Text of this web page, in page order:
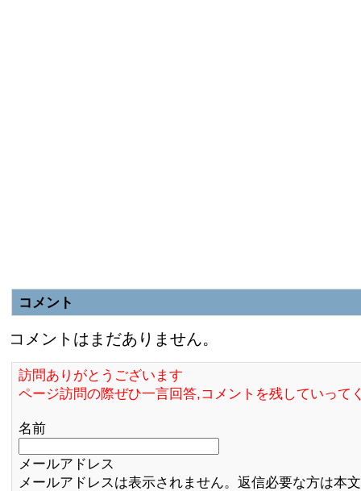
コメント
コメントはまだありません。
訪問ありがとうございます
ページ訪問の際ぜひ一言回答,コメントを残していって
名前
メールアドレス
メールアドレスは表示されません。返信必要な方は本